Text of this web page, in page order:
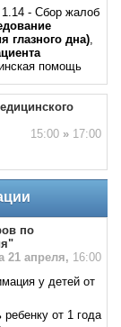
1.14 - Сбор жалоб
глазного дна),
помощь
15:00 »17:00
по
21 апреля, 16:00
у детей от
от 1 года